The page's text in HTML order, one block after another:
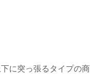
に突っ張るタイプの商